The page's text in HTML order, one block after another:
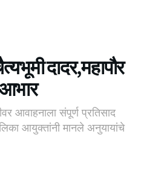
दादर,महापौर
आवाहनाला संपूर्ण प्रतिसाद
आयुक्तांनी मानले अनुयायांचे